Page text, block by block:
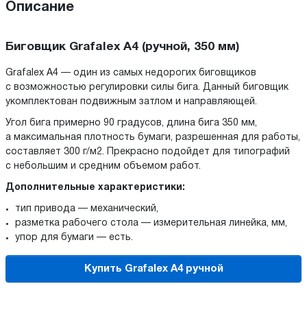
Описание
Биговщик Grafalex A4 (ручной, 350 мм)
Grafalex A4 — один из самых недорогих биговщиков
с возможностью регулировки силы бига. Данный биговщик
укомплектован подвижным затлом и направляющей.
Угол бига примерно 90 градусов, длина бига 350 мм,
а максимальная плотность бумаги, разрешенная для работы,
составляет 300 г/м2. Прекрасно подойдет для типографий
с небольшим и средним объемом работ.
Дополнительные характеристики:
тип привода — механический,
разметка рабочего стола — измерительная линейка, мм,
упор для бумаги — есть.
Купить Grafalex A4 ручной